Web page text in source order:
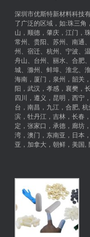
深圳市优斯特新材料科技
了广泛的区域，如:珠三角
山，顺德，肇庆，江门，
常州、贵阳、苏州、南通
州、宿迁、杭州、宁波、
舟山、台州、丽水、合肥
城、滁州、蚌埠、淮北、
海南，厦门，泉州，韶关
阳，武汉，孝感，襄樊，
四川，遵义，昆明，西宁
台，南昌，九江，合肥,
滨，牡丹江，吉林，长春
定，张家口，承德，廊坊
湾，澳门，东南亚，日本
亚，加拿大，朝鲜，美国,